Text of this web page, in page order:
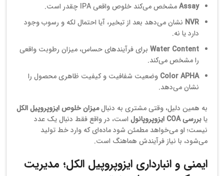
Assayمشخص می‌کند خلوص واقعی IPA چقدر است.
NVR نشان می‌دهد بعد از تبخیر، آیا احتمال لکه و رسوب وجود
دارد یا نه.
Water Content برای فرآیندهای حساس، میزان رطوبت واقعی
را مشخص می‌کند.
Color APHA وضعیت شفافیت و کیفیت ظاهری محصول را
نشان می‌دهد.
به همین دلیل، وقتی مشتری به دنبالمیزان خلوص ایزوپروپیل الکل
یابررسی COA ایزوپروپانول
است، در واقع فقط دنبال یک عدد
نیست؛ او می‌خواهد مطمئن شود ماده‌ای که وارد خط تولید
می‌شود، با نیاز فرآیندش هماهنگ است.
ایمنی و انبارداری ایزوپروپیل الکل؛ مدیریت